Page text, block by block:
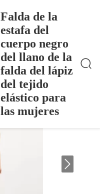
Falda de la
estafa del
cuerpo negro
del llano de la
falda del lápiz
del tejido
elástico para
las mujeres
Negro Del Llano De
Elástico Para Las Muje
negro del
del tejido